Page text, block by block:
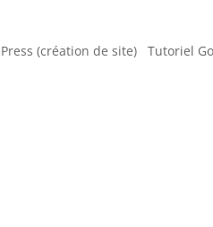
(création de site) Tutoriel